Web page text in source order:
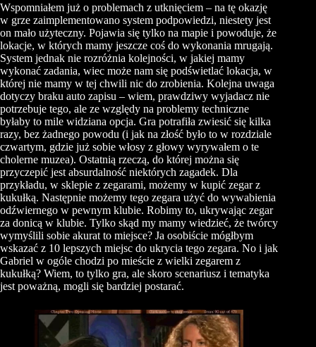
Wspomniałem już o problemach z utknięciem – na tę okazję
w grze zaimplementowano system podpowiedzi, niestety jest
on mało użyteczny. Pojawia się tylko na mapie i powoduje, że
lokacje, w których mamy jeszcze coś do wykonania mrugają.
System jednak nie rozróżnia kolejności, w jakiej mamy
wykonać zadania, wiec może nam się podświetlać lokacja, w
której nie mamy w tej chwili nic do zrobienia. Kolejna uwaga
dotyczy braku auto zapisu – wiem, prawdziwy wyjadacz nie
potrzebuje tego, ale ze względy na problemy techniczne
byłaby to mile widziana opcja. Gra potrafiła zwiesić się kilka
razy, bez żadnego powodu (i jak na złość było to w rozdziale
czwartym, gdzie już sobie włosy z głowy wyrywałem o te
cholerne muzea). Ostatnią rzeczą, do której można się
przyczepić jest absurdalność niektórych zagadek. Dla
przykładu, w sklepie z zegarami, możemy w kupić zegar z
kukułką. Następnie możemy tego zegara użyć do wywabienia
odźwiernego w pewnym klubie. Robimy to, ukrywając zegar
za donicą w klubie. Tylko skąd my mamy wiedzieć, że twórcy
wymyślili sobie akurat to miejsce? Ja osobiście mógłbym
wskazać z 10 lepszych miejsc do ukrycia tego zegara. No i jak
Gabriel w ogóle chodzi po mieście z wielki zegarem z
kukułką? Wiem, to tylko gra, ale skoro scenariusz i tematyka
jest poważną, mogli się bardziej postarać.